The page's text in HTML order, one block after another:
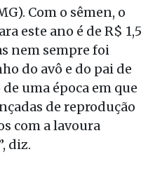
Com o sêmen, o
este ano é de R$ 1,5
nem sempre foi
do avô e do pai de
uma época em que
de reprodução
com a lavoura
diz.